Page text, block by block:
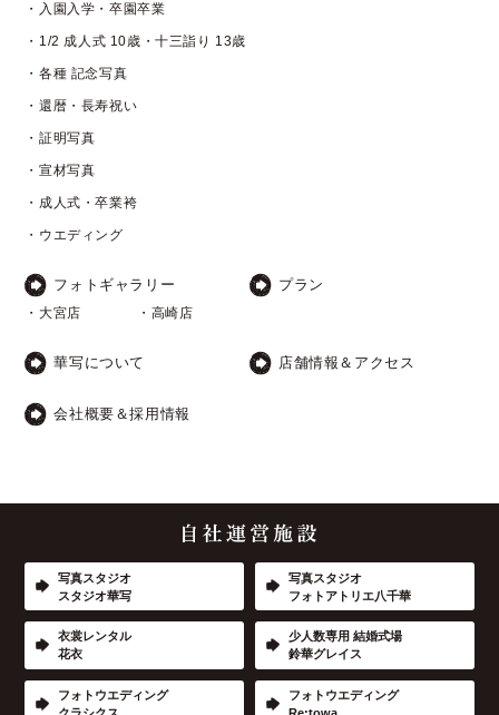
・入園入学・卒園卒業
・1/2 成人式 10歳・十三詣り 13歳
・各種 記念写真
・還暦・長寿祝い
・証明写真
・宣材写真
・成人式・卒業袴
・ウエディング
フォトギャラリー
・大宮店 ・高崎店
プラン
華写について 店舗情報＆アクセス
会社概要＆採用情報
写真スタジオ
スタジオ華写
写真スタジオ
フォトアトリエ八千華
衣裳レンタル
花衣
少人数専用 結婚式場
鈴華グレイス
フォトウエディング
フォトウエディング